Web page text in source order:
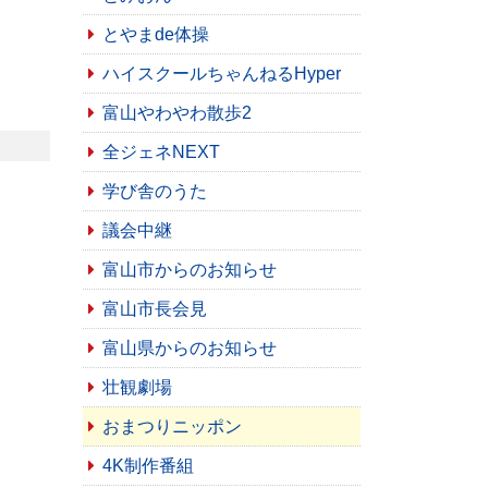
とやまde体操
ハイスクールちゃんねるHyper
富山やわやわ散歩2
全ジェネNEXT
学び舎のうた
議会中継
富山市からのお知らせ
富山市長会見
富山県からのお知らせ
壮観劇場
おまつりニッポン
4K制作番組